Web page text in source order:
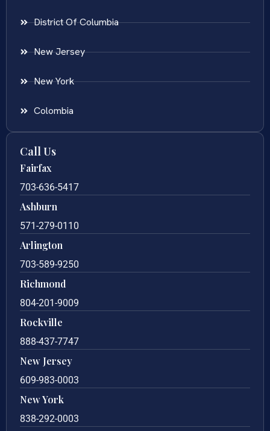
District Of Columbia
New Jersey
New York
Colombia
Call Us
Fairfax
703-636-5417
Ashburn
571-279-0110
Arlington
703-589-9250
Richmond
804-201-9009
Rockville
888-437-7747
New Jersey
609-983-0003
New York
838-292-0003